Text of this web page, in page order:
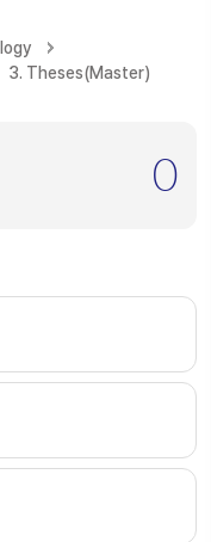
3. Theses(Master)
0